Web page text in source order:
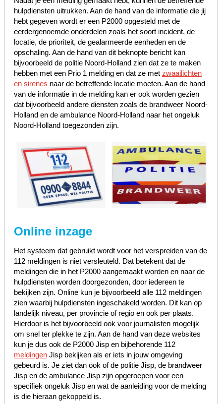
hulpdiensten uitrukken. Aan de hand van de informatie die jij
hebt gegeven wordt er een P2000 opgesteld met de
eerdergenoemde onderdelen zoals het soort incident, de
locatie, de prioriteit, de gealarmeerde eenheden en de
opschaling. Aan de hand van dit beknopte bericht kan
bijvoorbeeld de politie Noord-Holland zien dat ze te maken
hebben met een Prio 1 melding en dat ze met zwaailichten
en sirenes naar de betreffende locatie moeten. Aan de hand
van de informatie in de melding kan er ook worden gezien
dat bijvoorbeeld andere diensten zoals de brandweer Noord-
Holland en de ambulance Noord-Holland naar het ongeluk
Noord-Holland toegezonden zijn.
Online inzage
Het systeem dat gebruikt wordt voor het verspreiden van de
112 meldingen is niet versleuteld. Dat betekent dat de
meldingen die in het P2000 aangemaakt worden en naar de
hulpdiensten worden doorgezonden, door iedereen te
bekijken zijn. Online kun je bijvoorbeeld alle 112 meldingen
zien waarbij hulpdiensten ingeschakeld worden. Dit kan op
landelijk niveau, per provincie of regio en ook per plaats.
Hierdoor is het bijvoorbeeld ook voor journalisten mogelijk
om snel ter plekke te zijn. Aan de hand van deze websites
kun je dus ook de P2000 Jisp en bijbehorende 112
meldingenJisp bekijken als er iets in jouw omgeving
gebeurd is. Je ziet dan ook of de politie Jisp, de brandweer
Jisp en de ambulance Jisp zijn opgeroepen voor een
specifiek ongeluk Jisp en wat de aanleiding voor de melding
is die hieraan gekoppeld is.